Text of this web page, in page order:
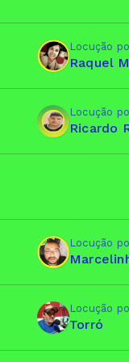
Locução
Raquel
Locução
Ricardo
Locução
Locução
Torró